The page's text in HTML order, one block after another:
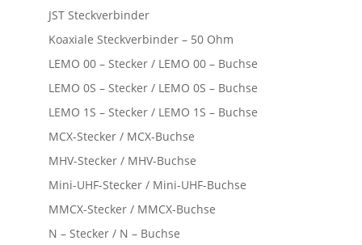
JST Steckverbinder
Koaxiale Steckverbinder – 50 Ohm
LEMO 00 – Stecker / LEMO 00 – Buchse
LEMO 0S – Stecker / LEMO 0S – Buchse
LEMO 1S – Stecker / LEMO 1S – Buchse
MCX-Stecker / MCX-Buchse
MHV-Stecker / MHV-Buchse
Mini-UHF-Stecker / Mini-UHF-Buchse
MMCX-Stecker / MMCX-Buchse
N – Stecker / N – Buchse